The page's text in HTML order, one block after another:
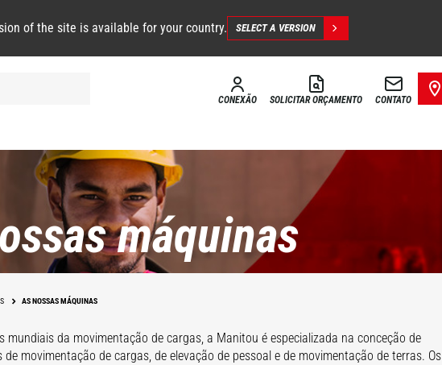
of the site is available for your country. SELECT A VERSION
CONEXÃO SOLICITAR ORÇAMENTO CONTATO
máquinas
AS NOSSAS MÁQUINAS
mundiais da movimentação de cargas, a Manitou é especializada na conceção de
de movimentação de cargas, de elevação de pessoal e de movimentação de terras. Os